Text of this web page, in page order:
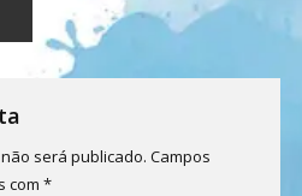
será publicado. Campos
com *